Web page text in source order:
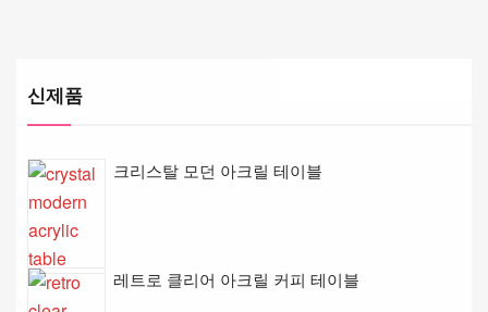
신제품
크리스탈 모던 아크릴 테이블
레트로 클리어 아크릴 커피 테이블